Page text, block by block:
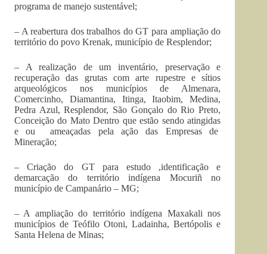
programa de manejo sustentável;
– A reabertura dos trabalhos do GT para ampliação do
território do povo Krenak, município de Resplendor;
– A realização de um inventário, preservação e
recuperação das grutas com arte rupestre e sítios
arqueológicos nos municípios de Almenara,
Comercinho, Diamantina, Itinga, Itaobim, Medina,
Pedra Azul, Resplendor, São Gonçalo do Rio Preto,
Conceição do Mato Dentro que estão sendo atingidas
e ou ameaçadas pela ação das Empresas de
Mineração;
– Criação do GT para estudo ,identificação e
demarcação do território indígena Mocuriñ no
município de Campanário – MG;
– A ampliação do território indígena Maxakali nos
municípios de Teófilo Otoni, Ladainha, Bertópolis e
Santa Helena de Minas;